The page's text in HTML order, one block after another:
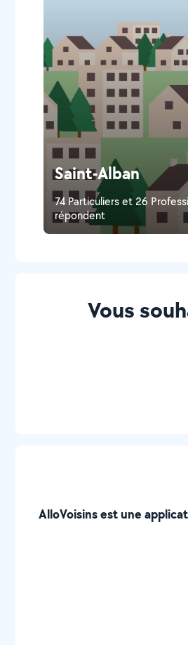
Saint-Alban
74 Particuliers et 26
répondent
Vous
AlloVoisins est une